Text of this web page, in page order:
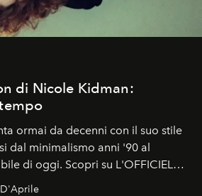
di Nicole Kidman:
ormai da decenni con il suo stile
dal minimalismo anni '90 al
di oggi. Scopri su L'OFFICIEL